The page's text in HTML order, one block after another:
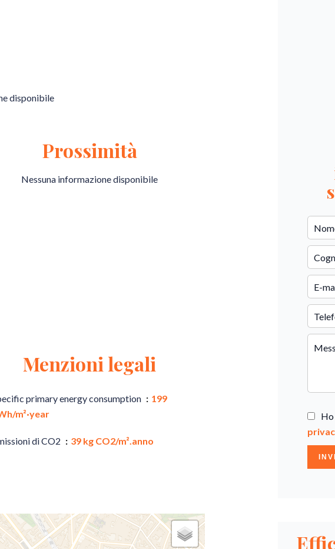
disponibile
Prossimità
Nessuna informazione disponibile
Menzioni legali
primary energy consumption
199
m²·year
di CO2 39 kg CO2/m².anno